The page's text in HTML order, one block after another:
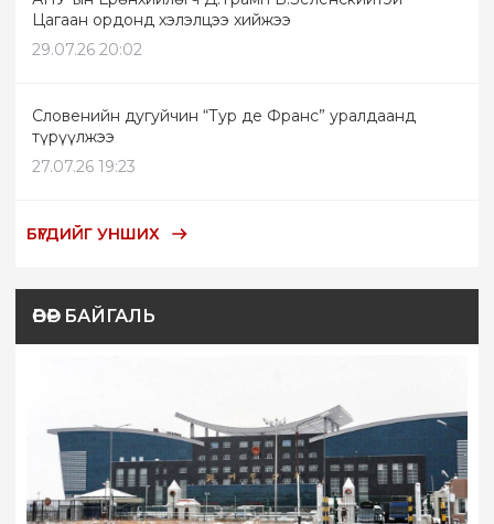
Цагаан ордонд хэлэлцээ хийжээ
29.07.26 20:02
Словенийн дугуйчин “Тур де Франс” уралдаанд
түрүүлжээ
27.07.26 19:23
БҮГДИЙГ УНШИХ
ӨВӨР БАЙГАЛЬ